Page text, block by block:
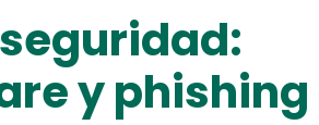
y phishing